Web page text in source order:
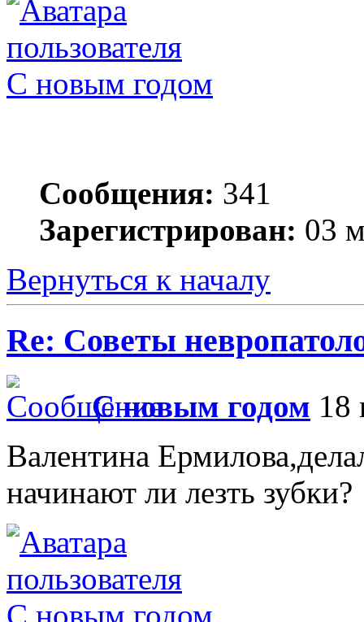
С новым годом
Сообщения: 341
Зарегистрирован: 03
Вернуться к началу
Re: Советы
С новым годом 18
Валентина
начинают ли лезть зубки?
С новым годом